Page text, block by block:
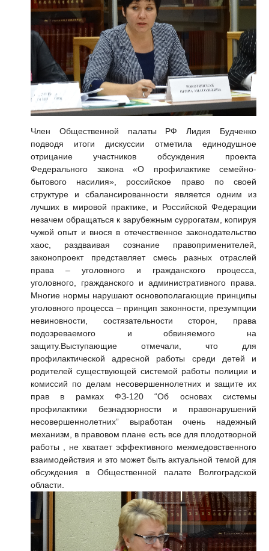
Член Общественной палаты РФЛидия Будченко
подводя итоги дискуссии отметила единодушное
отрицание участников обсуждения проекта
Федерального закона «О профилактике семейно-
бытового насилия», российское право по своей
структуре и сбалансированности является одним из
лучших в мировой практике, и Российской Федерации
незачем обращаться к зарубежным суррогатам, копируя
чужой опыт и внося в отечественное законодательство
хаос, раздваивая сознание правоприменителей,
законопроект представляет смесь разных отраслей
права – уголовного и гражданского процесса,
уголовного, гражданского и административного права.
Многие нормы нарушают основополагающие принципы
уголовного процесса – принцип законности, презумпции
невиновности, состязательности сторон, права
подозреваемого и обвиняемого на
защиту.Выступающие отмечали, что для
профилактической адресной работы среди детей и
родителей существующей системой работы полиции и
комиссий по делам несовершеннолетних и защите их
прав в рамках ФЗ-120 “Об основах системы
профилактики безнадзорности и правонарушений
несовершеннолетних” выработан очень надежный
механизм, в правовом плане есть все для плодотворной
работы , не хватает эффективного межмедовственного
взаимодействия и это может быть актуальной темой для
обсуждения в Общественной палате Волгоградской
области.